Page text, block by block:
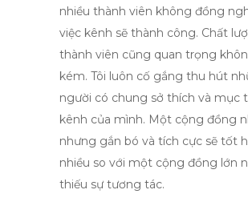
nhiều thành viên không đồng
việc kênh sẽ thành công. Chất
thành viên cũng quan trọng
kém. Tôi luôn cố gắng thu hút
người có chung sở thích và mục
kênh của mình. Một cộng đồng
nhưng gắn bó và tích cực sẽ tốt
nhiều so với một cộng đồng lớn
thiếu sự tương tác.